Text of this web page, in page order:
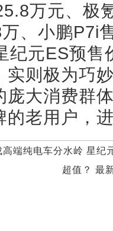
万元、极
、小鹏P7i
纪元ES预
实则极为巧
庞大消费群
的老用户，